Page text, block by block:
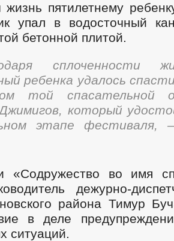
жизнь пятилетнему
упал в водосточный
бетонной плитой.
сплоченности
ребенка удалось
той спасательной
который
этапе
«Содружество во имя
дежурно-
района Тимур
в деле
ситуаций.